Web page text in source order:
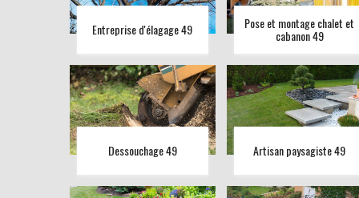
Entreprise d'élagage 49 Pose et montage chalet et
cabanon 49
Dessouchage 49 Artisan paysagiste 49